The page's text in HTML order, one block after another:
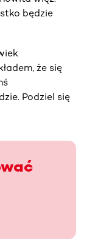
będzie
że się
Podziel się